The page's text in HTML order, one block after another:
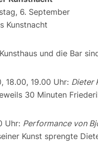
6. September
Kunstnacht
und die Bar
18.00, 19.00 Uhr: Dieter
30 Minuten
Uhr: Performance von
Kunst sprengte